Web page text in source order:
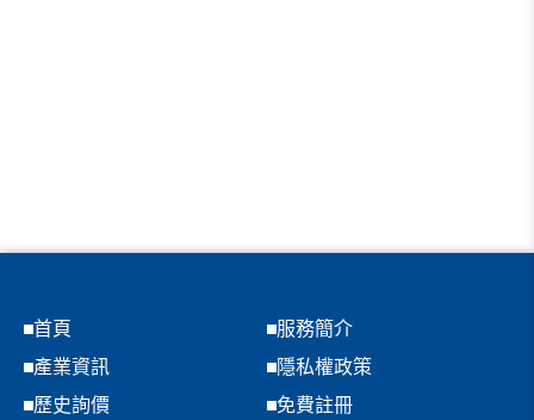
首頁
服務簡介
產業資訊
隱私權政策
歷史詢價
免費註冊